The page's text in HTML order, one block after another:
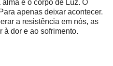
e o corpo de Luz. O
apenas deixar acontecer.
a resistência em nós, as
à dor e ao sofrimento.